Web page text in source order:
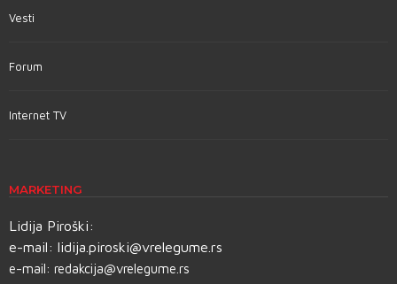
Vesti
Forum
Internet TV
MARKETING
Lidija Piroški:
e-mail: lidija.piroski@vrelegume.rs
e-mail: redakcija@vrelegume.rs